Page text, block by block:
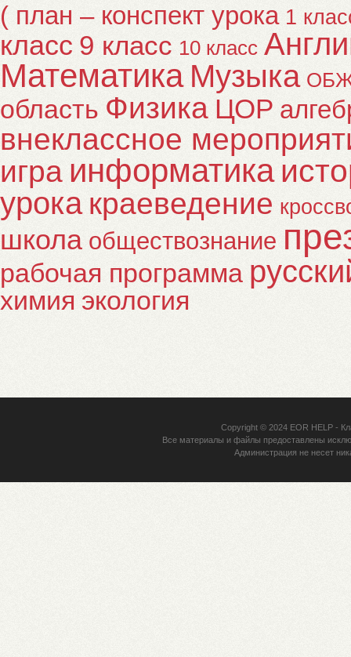
( план – конспект урока 1
класс 9 класс 10 класс
Математика Музыка
область Физика ЦОР
внеклассное
игра информатика
урока краеведение
школа обществознание
рабочая программа
химия экология
Copyright © 2024 EOR HELP-
Все материалы и файлы предоставлены
Администрация не несет